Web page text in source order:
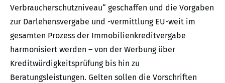
Verbraucherschutzniveau“ geschaffen und die Vorgaben
zur Darlehensvergabe und -vermittlung EU-weit im
gesamten Prozess der Immobilienkreditvergabe
harmonisiert werden – von der Werbung über
Kreditwürdigkeitsprüfung bis hin zu
Beratungsleistungen. Gelten sollen die Vorschriften